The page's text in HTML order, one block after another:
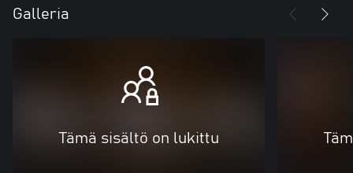
Galleria
Tämä sisältö on lukittu